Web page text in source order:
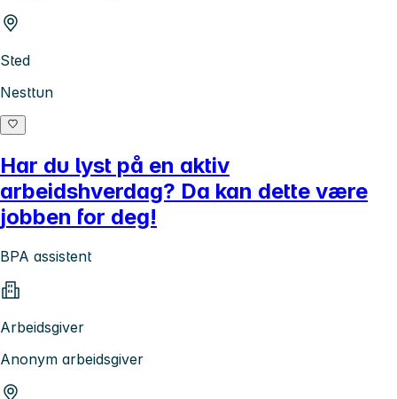
Sted
Nesttun
Har du lyst på en aktiv
arbeidshverdag? Da kan dette være
jobben for deg!
BPA assistent
Arbeidsgiver
Anonym arbeidsgiver